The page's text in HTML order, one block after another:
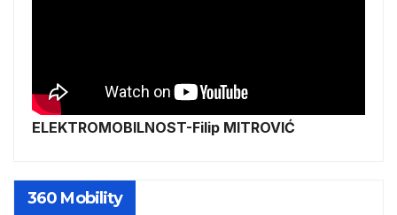
ELEKTROMOBILNOST-Filip MITROVIĆ
360 Mobility